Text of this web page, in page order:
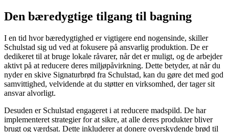
Den bæredygtige tilgang til bagning
I en tid hvor bæredygtighed er vigtigere end nogensinde, skiller
Schulstad sig ud ved at fokusere på ansvarlig produktion. De er
dedikeret til at bruge lokale råvarer, når det er muligt, og de arbejder
aktivt på at reducere deres miljøpåvirkning. Dette betyder, at når du
nyder en skive Signaturbrød fra Schulstad, kan du gøre det med god
samvittighed, velvidende at du støtter en virksomhed, der tager sit
ansvar alvorligt.
Desuden er Schulstad engageret i at reducere madspild. De har
implementeret strategier for at sikre, at alle deres produkter bliver
brugt og værdsat. Dette inkluderer at donere overskydende brød til